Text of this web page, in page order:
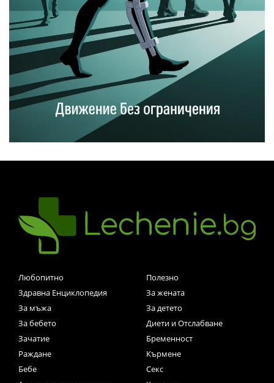
Любопитно
Полезно
Здравна Енциклопедия
За жената
За мъжа
За детето
За бебето
Диети и Отслабване
Зачатие
Бременност
Раждане
Кърмене
Бебе
Секс